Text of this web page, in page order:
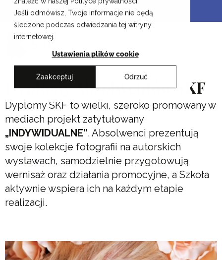
Jeśli odmówisz, Twoje informacje nie będą
śledzone podczas odwiedzania tej witryny
internetowej.
Ustawienia plików cookie
Zaakceptuj Odrzuć
Przejdź
treści
Krakowskie Szkoły Artystyczne
EN
Dyplomy Absolwentów SKF
Dyplomy SKF to wielki, szeroko promowany w
mediach projekt zatytułowany
„INDYWIDUALNE”. Absolwenci prezentują
swoje kolekcje fotografii na autorskich
wystawach, samodzielnie przygotowują
wernisaż oraz działania promocyjne, a Szkoła
aktywnie wspiera ich na każdym etapie
realizacji.